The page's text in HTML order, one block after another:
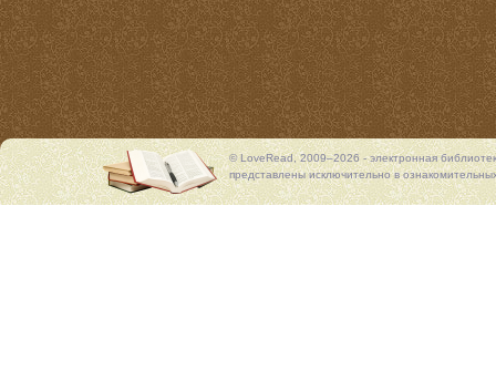
© LoveRead, 2009–2026 - электронная
представлены исключительно в